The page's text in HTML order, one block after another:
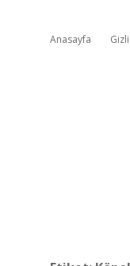
Anasayfa